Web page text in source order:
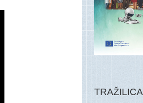
TRAŽILICA